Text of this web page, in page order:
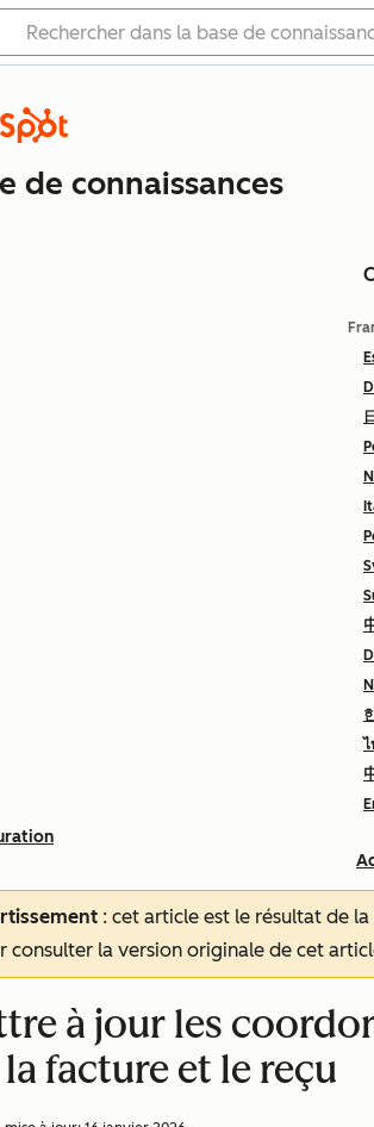
de connaissances
ไ
: cet article est le résultat de
consulter la version originale de cet
à jour les
facture et le reçu